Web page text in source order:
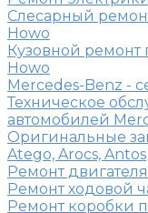
Слесарный
Howo
Кузовной ремонт
Howo
Mercedes-Benz -
Техническое
автомобилей
Оригинальные
Atego, Arocs, Antos
Ремонт
Ремонт ходовой
Ремонт коробки